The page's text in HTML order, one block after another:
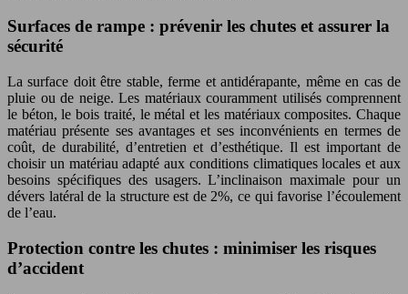
Surfaces de rampe : prévenir les chutes et assurer la
sécurité
La surface doit être stable, ferme et antidérapante, même en cas de
pluie ou de neige. Les matériaux couramment utilisés comprennent
le béton, le bois traité, le métal et les matériaux composites. Chaque
matériau présente ses avantages et ses inconvénients en termes de
coût, de durabilité, d’entretien et d’esthétique. Il est important de
choisir un matériau adapté aux conditions climatiques locales et aux
besoins spécifiques des usagers. L’inclinaison maximale pour un
dévers latéral de la structure est de 2%, ce qui favorise l’écoulement
de l’eau.
Protection contre les chutes : minimiser les risques
d’accident